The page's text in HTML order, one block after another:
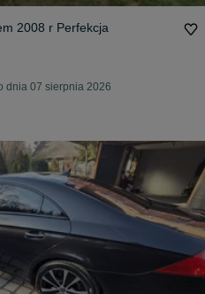
2008 r Perfekcja
dnia 07 sierpnia 2026